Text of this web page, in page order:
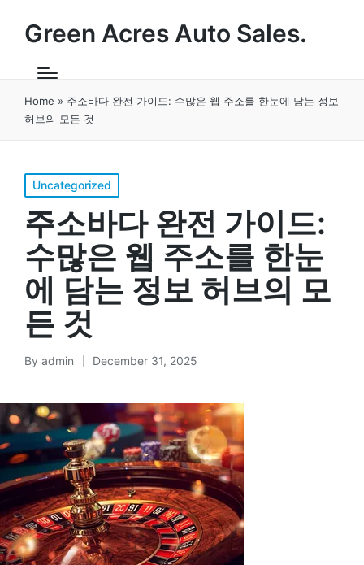
Green Acres Auto Sales.
Home » 주소바다 완전 가이드: 수많은 웹 주소를 한눈에 담는 정보
허브의 모든 것
Posted
in
Uncategorized
주소바다 완전 가이드:
수많은 웹 주소를 한눈
에 담는 정보 허브의 모
든 것
Posted
By admin December 31, 2025